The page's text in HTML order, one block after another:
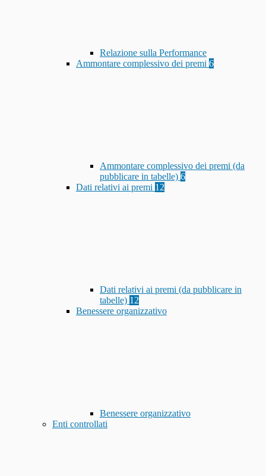
Relazione sulla Performance
Ammontare complessivo dei premi 6
Ammontare complessivo dei premi (da
pubblicare in tabelle) 6
Dati relativi ai premi 12
Dati relativi ai premi (da pubblicare in
tabelle) 12
Benessere organizzativo
Benessere organizzativo
Enti controllati